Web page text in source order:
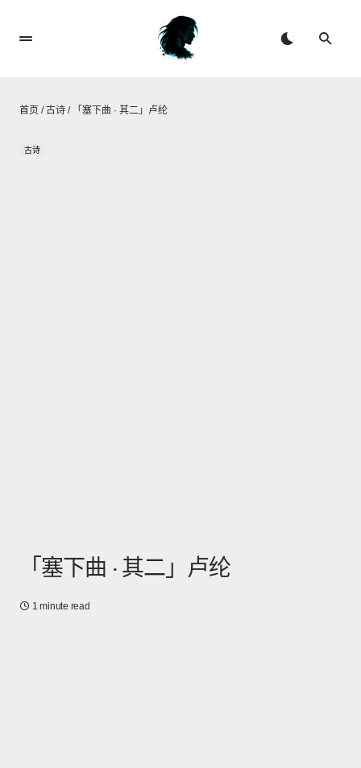
首页 /古诗 / 「塞下曲 · 其二」卢纶
古诗
「塞下曲 · 其二」卢纶
1 minute read